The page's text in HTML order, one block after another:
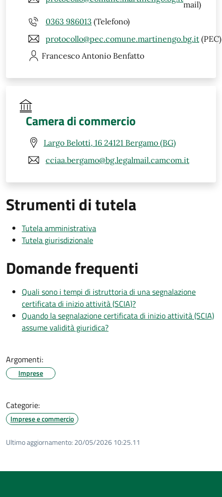
mail)
0363 986013 (Telefono)
protocollo@pec.comune.martinengo.bg.it (PEC)
Francesco Antonio Benfatto
Camera di commercio
Largo Belotti, 16 24121 Bergamo (BG)
cciaa.bergamo@bg.legalmail.camcom.it
Strumenti di tutela
Tutela amministrativa
Tutela giurisdizionale
Domande frequenti
Quali sono i tempi di istruttoria di una segnalazione
certificata di inizio attività (SCIA)?
Quando la segnalazione certificata di inizio attività (SCIA)
assume validità giuridica?
Argomenti:
Imprese
Categorie:
Imprese e commercio
Ultimo aggiornamento: 20/05/2026 10:25.11